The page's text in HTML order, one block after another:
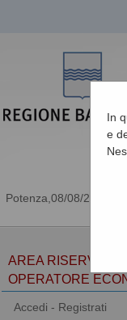
08/08/2026
In
e
AREA RISERVATA
OPERATORE
Accedi - Registrati